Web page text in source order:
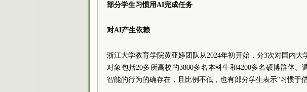
部分学生习惯用AI完成任务
对AI产生依赖
浙江大学教育学院黄亚婷团队从2024年初开始，分3次对国内
对象包括20多所高校的3800多名本科生和4200多名硕博群体
智能的行为的确存在，且比例不低，也有部分学生表示“习惯于